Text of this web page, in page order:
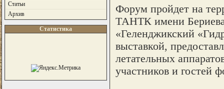
Статьи
Архив
Статистика
Форум пройдет на
ТАНТК имени
«Геленджикский
выставкой,
летательных
участников и гостей